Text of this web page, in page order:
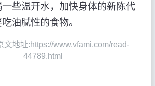
一些温开水，加快身体的新陈代
油腻性的食物。
文地址:https://www.vfami.com/read-
44789.html